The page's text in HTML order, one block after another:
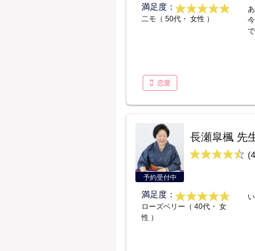
満足度：
二モ（ 50代・ 女性 ）
恋愛
予約受付中
長瀬皐楓 先
満足度：
ローズベリー（ 40代・ 女
性 ）